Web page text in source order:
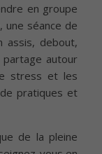
en groupe
une séance de
assis, debout,
partage autour
stress et les
pratiques et
de la pleine